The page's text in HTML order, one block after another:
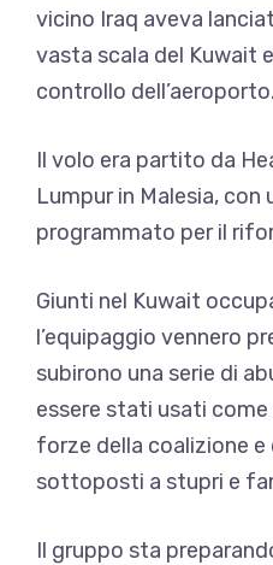
vicino Iraq aveva
vasta scala del Kuwait
controllo dell’aeroporto.
Il volo era partito da
Lumpur in Malesia, con
programmato per il
Giunti nel Kuwait
l’equipaggio vennero
subirono una serie di
essere stati usati
forze della coalizione e
sottoposti a stupri e
Il gruppo sta